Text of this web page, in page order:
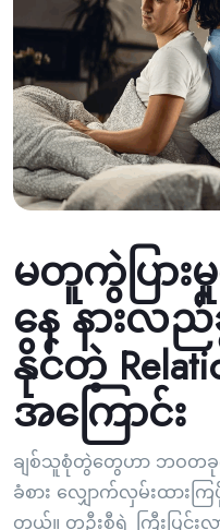
မတူကွဲပြား
နေ နားလ
နိုင်တဲ့
အကြောင်း
ချစ်သူစုံတွဲတွေဟာ ဘဝတ
ခံစား လျှောက်လှမ်းထားက
တယ်။ တဦးစီရဲ့ ကြီးပြင်း